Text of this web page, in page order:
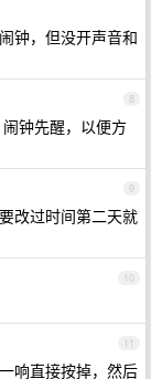
钟，但没开声音和
8
钟先醒，以便方
9
改过时间第二天就
10
11
响直接按掉，然后